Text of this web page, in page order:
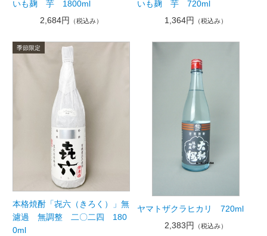
いも麹 芋 1800ml
2,684円
（税込み）
いも麹 芋 720ml
1,364円
（税込み）
本格焼酎「㐂六（きろく）」無
濾過 無調整 二〇二四 180
0ml
ヤマトザクラヒカリ 720ml
2,383円
（税込み）